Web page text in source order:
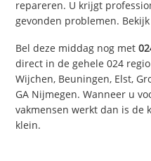
repareren. U krijgt
gevonden problemen.
Bel deze middag nog met
direct in de gehele 024
Wijchen, Beuningen, Elst,
GA Nijmegen. Wanneer u
vakmensen werkt dan is de
klein.